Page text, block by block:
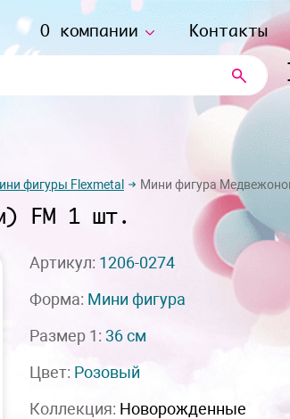
О компании Контакты
фигуры Flexmetal Мини фигура
FM 1 шт.
Артикул: 1206-0274
Форма: Мини фигура
Размер 1: 36 см
Цвет: Розовый
Коллекция: Новорожденные